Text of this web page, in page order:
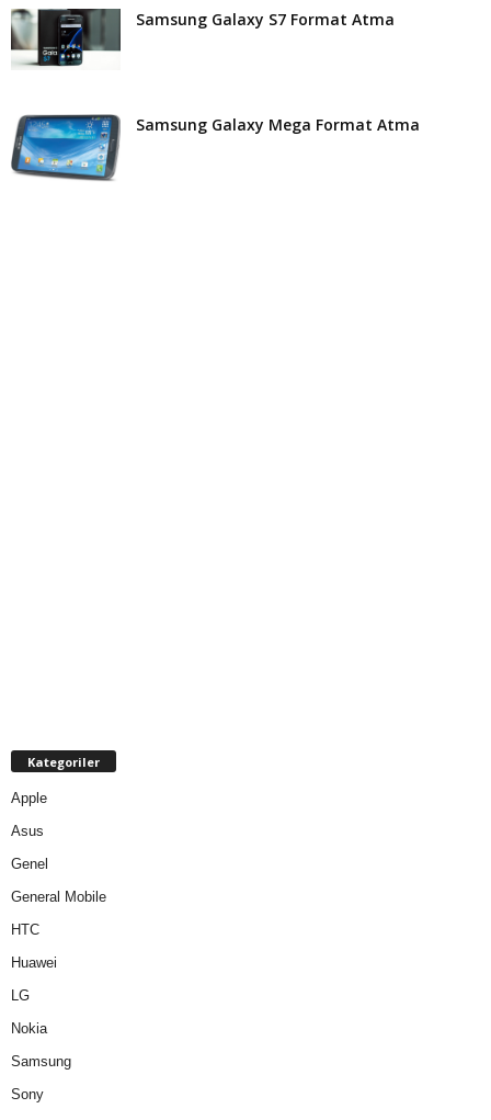
Samsung Galaxy S7 Format Atma
Samsung Galaxy Mega Format Atma
Kategoriler
Apple
Asus
Genel
General Mobile
HTC
Huawei
LG
Nokia
Samsung
Sony